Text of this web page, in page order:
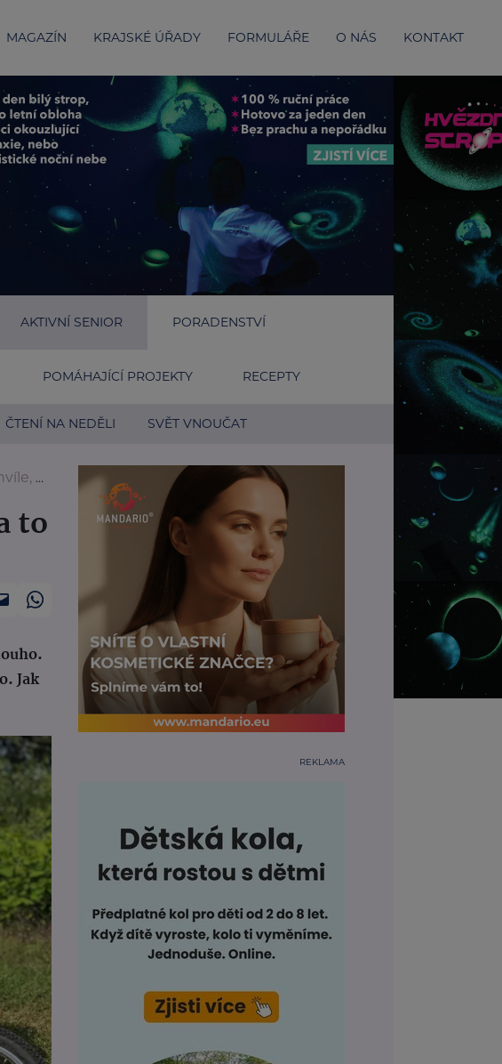
MAGAZÍN KRAJSKÉ ÚŘADY FORMULÁŘE O NÁS KONTAKT
AKTIVNÍ SENIOR PORADENSTVÍ
POMÁHAJÍCÍ PROJEKTY RECEPTY
ČTENÍ NA NEDĚLI SVĚT VNOUČAT
to
Jak
REKLAMA